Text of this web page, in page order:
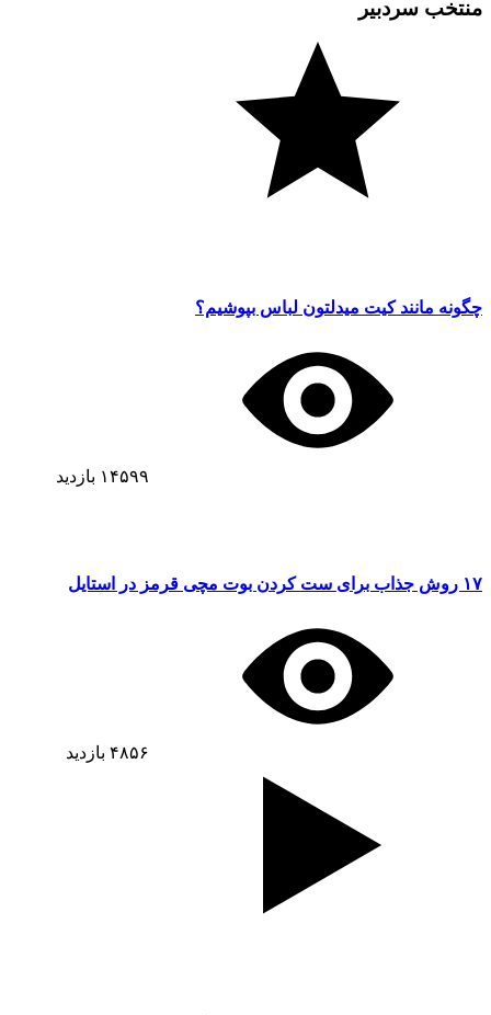
منتخب سردبیر
چگونه مانند کیت میدلتون لباس بپوشیم؟
۱۴۵۹۹ بازدید
۱۷ روش جذاب برای ست کردن بوت مچی قرمز در استایل
۴۸۵۶ بازدید